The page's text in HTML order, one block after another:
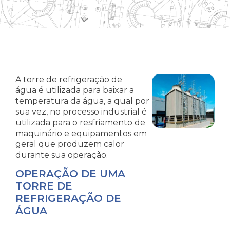
A torre de refrigeração de
água é utilizada para baixar a
temperatura da água, a qual por
sua vez, no processo industrial é
utilizada para o resfriamento de
maquinário e equipamentos em
geral que produzem calor
durante sua operação.
OPERAÇÃO DE UMA
TORRE DE
REFRIGERAÇÃO DE
ÁGUA